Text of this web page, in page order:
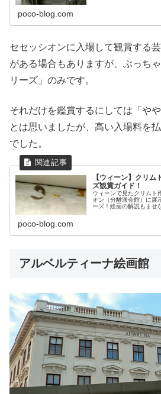
poco-blog.com
セセッシオンに入場して観賞する
がある場合もありますが、ぶっち
リーズ」のみです。
それだけを鑑賞するにしては「や
とは思いましたが、高い入場料を
でした。
【ウィーン】クリ
ズ観賞ガイド！
ウィーンで見たクリムト
オン（分離派会館）に展
ーズ！絵画の解説もませ
poco-blog.com
アルベルティーナ絵画館